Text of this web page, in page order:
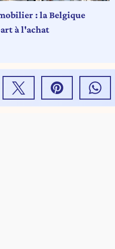
: la Belgique
à l'achat